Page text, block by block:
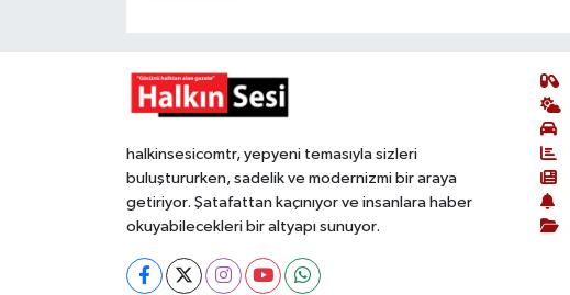
halkinsesicomtr, yepyeni temasıyla sizleri
buluştururken, sadelik ve modernizmi bir araya
getiriyor. Şatafattan kaçınıyor ve insanlara haber
okuyabilecekleri bir altyapı sunuyor.